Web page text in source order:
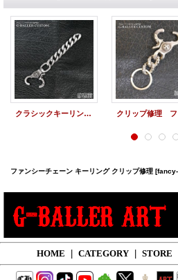
クラシックキーリング クリップバネ修理
ファンシーチェーン キーリング クリップ修理
HOME CATEGORY STORE